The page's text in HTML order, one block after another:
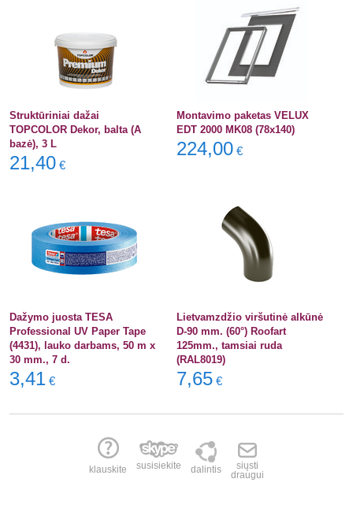
Struktūriniai dažai
TOPCOLOR Dekor, balta (A
bazė), 3 L
21,40 €
Montavimo paketas VELUX
EDT 2000 MK08 (78x140)
224,00 €
Dažymo juosta TESA
Professional UV Paper Tape
(4431), lauko darbams, 50 m x
30 mm., 7 d.
3,41 €
Lietvamzdžio viršutinė alkūnė
D-90 mm. (60°) Roofart
125mm., tamsiai ruda
(RAL8019)
7,65 €
klauskite susisiekite dalintis
siųsti
draugui